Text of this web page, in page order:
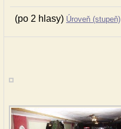
(po 2 hlasy) Úroveň (stupeň)